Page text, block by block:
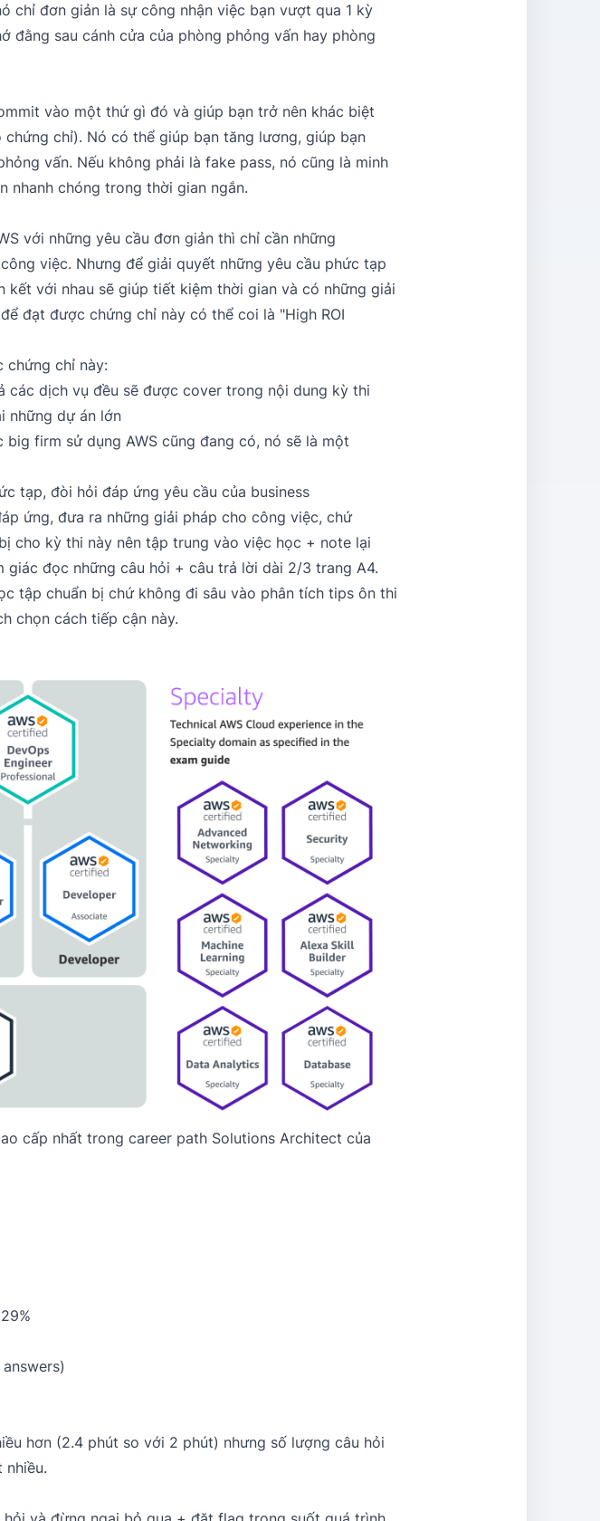
chỉ đơn giản là sự công nhận việc bạn vượt qua 1 kỳ
đằng sau cánh cửa của phòng phỏng vấn hay phòng
vào một thứ gì đó và giúp bạn trở nên khác biệt
chỉ). Nó có thể giúp bạn tăng lương, giúp bạn
vấn. Nếu không phải là fake pass, nó cũng là minh
nhanh chóng trong thời gian ngắn.
với những yêu cầu đơn giản thì chỉ cần những
việc. Nhưng để giải quyết những yêu cầu phức tạp
với nhau sẽ giúp tiết kiệm thời gian và có những giải
đạt được chứng chỉ này có thể coi là "High ROI
chứng chỉ này:
các dịch vụ đều sẽ được cover trong nội dung kỳ thi
những dự án lớn
firm sử dụng AWS cũng đang có, nó sẽ là một
tạp, đòi hỏi đáp ứng yêu cầu của business
ứng, đưa ra những giải pháp cho công việc, chứ
cho kỳ thi này nên tập trung vào việc học + note lại
đọc những câu hỏi + câu trả lời dài 2/3 trang A4.
tập chuẩn bị chứ không đi sâu vào phân tích tips ôn thi
chọn cách tiếp cận này.
cấp nhất trong career path Solutions Architect của
29%
hơn (2.4 phút so với 2 phút) nhưng số lượng câu hỏi